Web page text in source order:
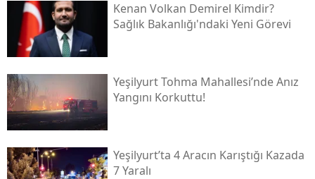
Kenan Volkan Demirel Kimdir?
Sağlık Bakanlığı'ndaki Yeni Görevi
Yeşilyurt Tohma Mahallesi’nde Anız
Yangını Korkuttu!
Yeşilyurt’ta 4 Aracın Karıştığı Kazada
7 Yaralı